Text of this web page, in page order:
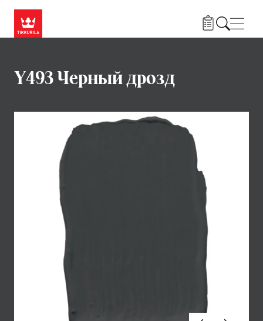
Y493 Черный дрозд